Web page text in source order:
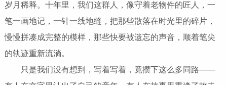
岁月稀释。十年里，我们这群人，像守着老物件的匠人，一
笔一画地记，一针一线地缝，把那些散落在时光里的碎片，
慢慢拼凑成完整的模样，那些快要被遗忘的声音，顺着笔尖
的轨迹重新流淌。
只是我们没有想到，写着写着，竟攒下这么多同路——